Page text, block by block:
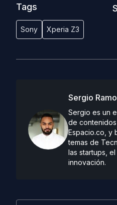
Tags
Sony Xperia Z3
Sergio
Sergio es un
de
Espacio.co, y
temas de
las startups,
innovación.